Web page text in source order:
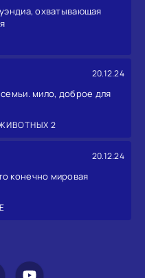
охватывающая
20.12.24
мило, доброе для
2
20.12.24
конечно мировая